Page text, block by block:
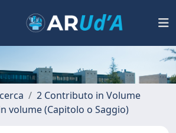
2 Contributo in Volume
volume (Capitolo o Saggio)